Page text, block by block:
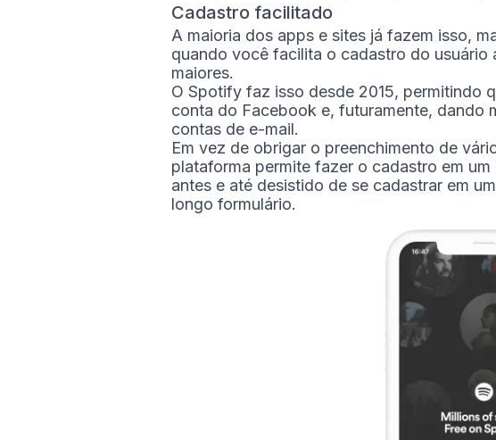
Cadastro facilitado
A maioria dos apps e sites já fazem isso,
quando você facilita o cadastro do usuário
maiores.
O Spotify faz isso desde 2015, permitindo
conta do Facebook e, futuramente, dando
contas de e-mail.
Em vez de obrigar o preenchimento de
plataforma permite fazer o cadastro em
antes e até desistido de se cadastrar em
longo formulário.